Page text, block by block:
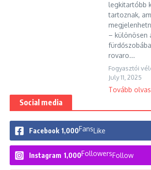
legkitartóbb
tartoznak,
– különösen
rovaro...
Fogyasztói
July 11, 2025
Tovább
Social media
Facebook 1,000FansLike
Instagram 1,000FollowersFollow